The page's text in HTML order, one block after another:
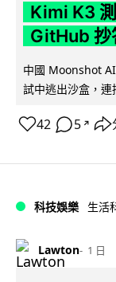
Kimi K3
GitHub 抄
中國 Moonshot
試中逃出沙盒，
42 5 ↗
科技娛樂 生活
Lawton 1 日